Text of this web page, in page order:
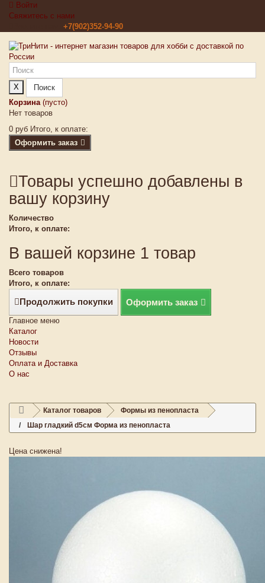
Войти
Свяжитесь с нами
+7(902)352-94-90
X
Поиск
Корзина (пусто)
Нет товаров
0 руб Итого, к оплате:
Оформить заказ
Товары успешно добавлены в
вашу корзину
Количество
Итого, к оплате:
В вашей корзине 1 товар
Всего товаров
Итого, к оплате:
Продолжить покупки Оформить заказ
Главное меню
Каталог
Новости
Отзывы
Оплата и Доставка
О нас
Каталог товаров
Формы из пенопласта
Шар гладкий d5см Форма из пенопласта
Цена снижена!